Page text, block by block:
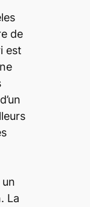
de
est
La